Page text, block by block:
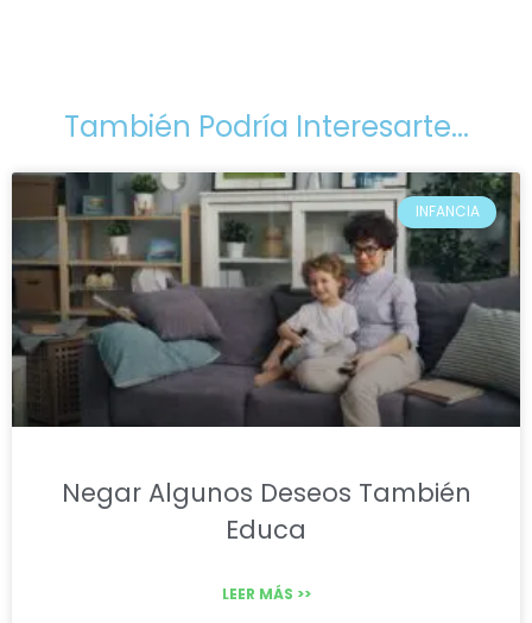
También Podría Interesarte...
INFANCIA
Negar Algunos Deseos También
Educa
LEER MÁS >>